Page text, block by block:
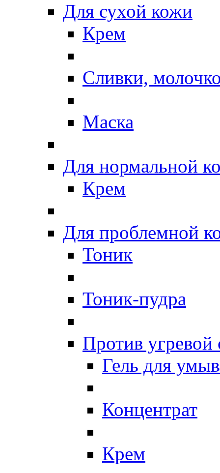
Для сухой кожи
Крем
Сливки,
Маска
Для нормальной
Крем
Для проблемной
Тоник
Тоник-пудра
Против
Гель для
Концентрат
Крем